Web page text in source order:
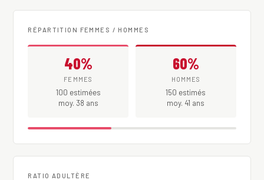
RÉPARTITION FEMMES / HOMMES
40%
FEMMES
100 estimées
moy. 38 ans
60%
HOMMES
150 estimés
moy. 41 ans
RATIO ADULTÈRE